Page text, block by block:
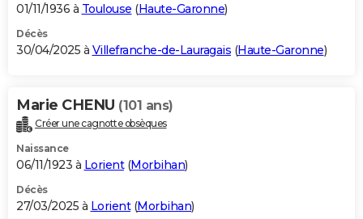
01/11/1936 à Toulouse (Haute-Garonne)
Décès
30/04/2025 à Villefranche-de-Lauragais (Haute-Garonne)
Marie CHENU (101 ans)
Créer une cagnotte obsèques
Naissance
06/11/1923 à Lorient(Morbihan)
Décès
27/03/2025 à Lorient(Morbihan)